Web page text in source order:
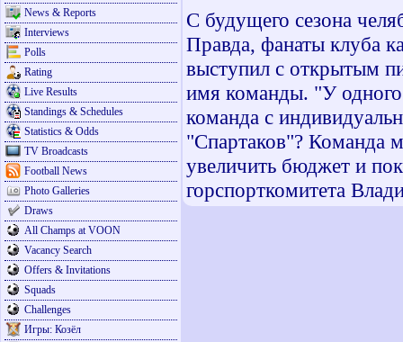
News & Reports
Interviews
Polls
Rating
Live Results
Standings & Schedules
Statistics & Odds
TV Broadcasts
Football News
Photo Galleries
Draws
All Champs at VOON
Vacancy Search
Offers & Invitations
Squads
Challenges
Игры: Козёл
С будущего сезона
Правда, фанаты клуба
выступил с открытым
имя команды. "У
команда с
"Спартаков"? Команда
увеличить бюджет и
горспорткомитета